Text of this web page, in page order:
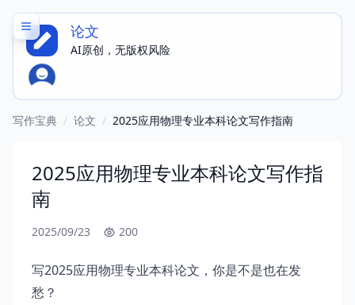
论文
AI原创，无版权风险
写作宝典 / 论文 / 2025应用物理专业本科论文写作指南
2025应用物理专业本科论文写作指
南
2025/09/23 200
写2025应用物理专业本科论文，你是不是也在发
愁？